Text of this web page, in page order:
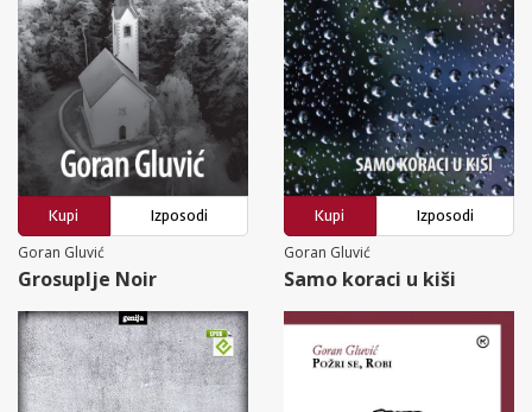
Kupi
Izposodi
Goran Gluvić
Grosuplje Noir
Kupi
Izposodi
Goran Gluvić
Samo koraci u kiši